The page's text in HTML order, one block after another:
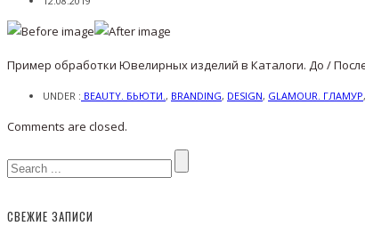
Пример обработки Ювелирных изделий в Каталоги. До /
UNDER : BEAUTY. БЬЮТИ., BRANDING, DESIGN, GLAMOUR. ГЛАМУР,
Comments are closed.
СВЕЖИЕ ЗАПИСИ